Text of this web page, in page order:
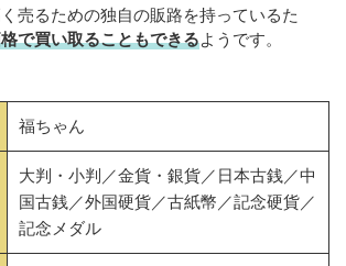
く売るための独自の販路を持っているた
で買い取ることもできるようです。
福ちゃん
大判・小判／金貨・銀貨／日本古銭／中
国古銭／外国硬貨／古紙幣／記念硬貨／
記念メダル